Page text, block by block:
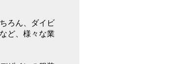
ろん、ダイビ
ど、様々な業